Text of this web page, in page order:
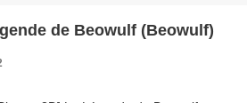
de Beowulf (Beowulf)